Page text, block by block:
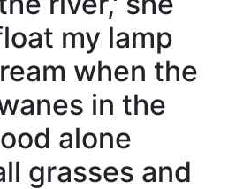
my lamp
when the
in the
alone
grasses and